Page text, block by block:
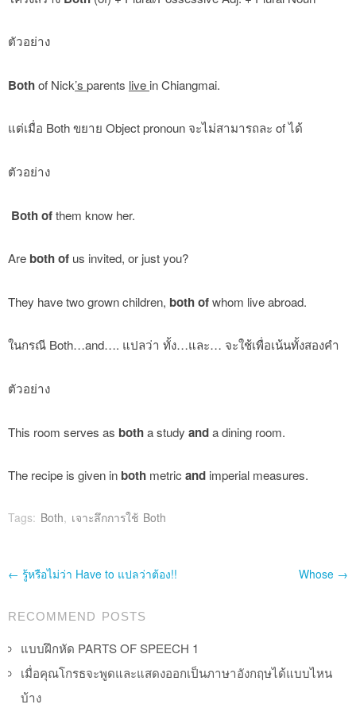
ตัวอย่าง
Bothof Nick’s parents live in Chiangmai.
แต่เมื่อ Both ขยาย Object pronoun จะไม่สามารถละ of ได้
ตัวอย่าง
Both ofthem know her.
Are both of us invited, or just you?
They have two grown children, both ofwhom live abroad.
ในกรณี Both…and…. แปลว่า ทั้ง…และ… จะใช้เพื่อเน้นทั้งสองคำ
ตัวอย่าง
This room serves as botha study anda dining room.
The recipe is given in both metric and imperial measures.
Tags: Both, เจาะลึกการใช้ Both
Post navigation
← รู้หรือไม่ว่า Have to แปลว่าต้อง!! Whose →
RECOMMEND POSTS
แบบฝึกหัด PARTS OF SPEECH 1
เมื่อคุณโกรธจะพูดและแสดงออกเป็นภาษาอังกฤษได้แบบไหน
บ้าง